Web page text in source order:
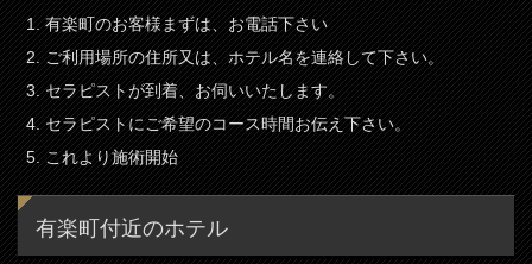
有楽町のお客様まずは、お電話下さい
ご利用場所の住所又は、ホテル名を連絡して下さい。
セラピストが到着、お伺いいたします。
セラピストにご希望のコース時間お伝え下さい。
これより施術開始
有楽町付近のホテル